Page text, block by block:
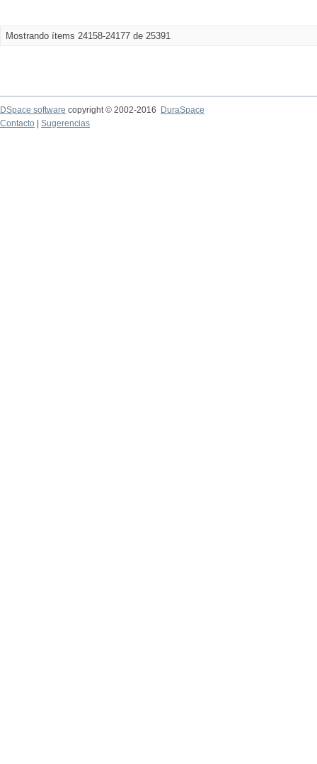
Mostrando ítems 24158-24177 de 25391
DSpace software copyright © 2002-2016
DuraSpace
Contacto
Sugerencias